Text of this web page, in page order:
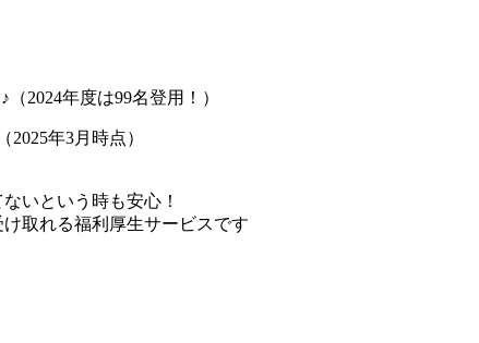
2024年度は99名登用！）
年3月時点）
いという時も安心！
取れる福利厚生サービスです